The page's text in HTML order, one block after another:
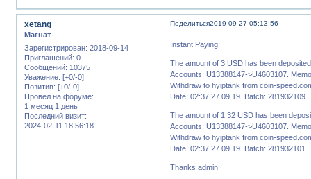
Поделиться2019-09-27 05:13:56
xetang
Магнат
Зарегистрирован: 2018-09-14
Приглашений: 0
Сообщений: 10375
Уважение: [+0/-0]
Позитив: [+0/-0]
Провел на форуме:
1 месяц 1 день
Последний визит:
2024-02-11 18:56:18
Instant Paying:
The amount of 3 USD has been
Accounts: U13388147->U4603107.
Withdraw to hyiptank from coin-
Date: 02:37 27.09.19. Batch: 281932109.
The amount of 1.32 USD has been
Accounts: U13388147->U4603107.
Withdraw to hyiptank from coin-
Date: 02:37 27.09.19. Batch: 281932101.
Thanks admin